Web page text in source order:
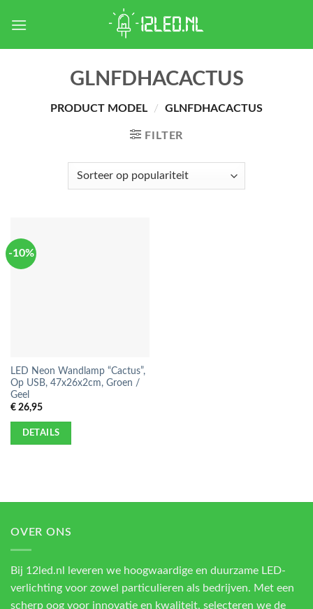
GLNFDHACACTUS
PRODUCT MODEL / GLNFDHACACTUS
FILTER
-10%
LED Neon Wandlamp “Cactus”,
Op USB, 47x26x2cm, Groen /
Geel
€26,95
DETAILS
OVER ONS
Bij 12led.nl leveren we hoogwaardige en duurzame LED-
verlichting voor zowel particulieren als bedrijven. Met een
scherp oog voor innovatie en kwaliteit, selecteren we de